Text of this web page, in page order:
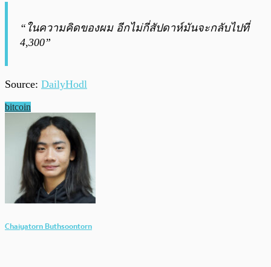
“ในความคิดของผม อีกไม่กี่สัปดาห์มันจะกลับไปที่
4,300”
Source: DailyHodl
bitcoin
Chaiyatorn Buthsoontorn